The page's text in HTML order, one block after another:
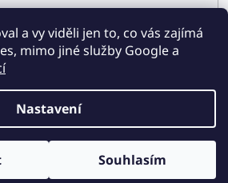
a vy viděli jen to, co vás zajímá
mimo jiné služby Google a
Nastavení
Souhlasím
. Všechna práva vyhrazena.
nastavení cookies